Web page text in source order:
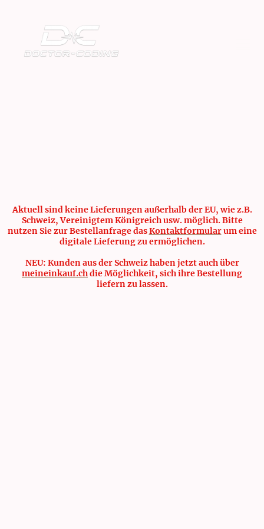
Aktuell sind keine Lieferungen außerhalb der EU, wie z.B.
Schweiz, Vereinigtem Königreich usw. möglich. Bitte
nutzen Sie zur Bestellanfrage dasKontaktformularum eine
digitale Lieferung zu ermöglichen.
NEU: Kunden aus der Schweiz haben jetzt auch über
meineinkauf.chdie Möglichkeit, sich ihre Bestellung
liefern zu lassen.